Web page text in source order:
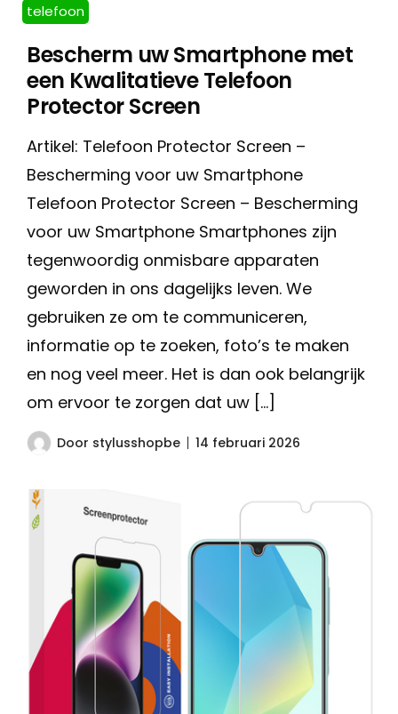
telefoon
Bescherm uw Smartphone met
een Kwalitatieve Telefoon
Protector Screen
Artikel: Telefoon Protector Screen –
Bescherming voor uw Smartphone
Telefoon Protector Screen – Bescherming
voor uw Smartphone Smartphones zijn
tegenwoordig onmisbare apparaten
geworden in ons dagelijks leven. We
gebruiken ze om te communiceren,
informatie op te zoeken, foto’s te maken
en nog veel meer. Het is dan ook belangrijk
om ervoor te zorgen dat uw […]
Door stylusshopbe 14 februari 2026